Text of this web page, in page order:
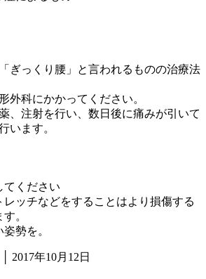
ぎっくり腰」と言われるものの治療法
外科にかかってください。
、注射を行い、数日後に痛みが引いて
います。
てください
レッチなどをすることはより損傷する
。
勢を。
│ 2017年10月12日